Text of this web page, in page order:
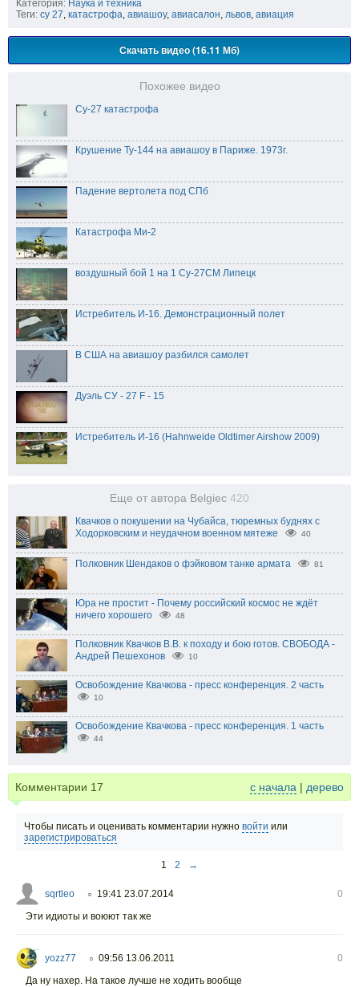
Категория: Наука и техника
Теги: су 27, катастрофа, авиашоу, авиасалон, львов, авиация
Скачать видео (16.11 Мб)
Похожее видео
Су-27 катастрофа
Крушение Ту-144 на авиашоу в Париже. 1973г.
Падение вертолета под СПб
Катастрофа Ми-2
воздушный бой 1 на 1 Су-27СМ Липецк
Истребитель И-16. Демонстрационный полет
В США на авиашоу разбился самолет
Дуэль СУ - 27 F - 15
Истребитель И-16 (Hahnweide Oldtimer Airshow 2009)
Еще от автора Belgiec 420
Квачков о покушении на Чубайса, тюремных буднях с
Ходорковским и неудачном военном мятеже
40
Полковник Шендаков о фэйковом танке армата 81
Юра не простит - Почему российский космос не ждёт
ничего хорошего
48
Полковник Квачков В.В. к походу и бою готов. СВОБОДА -
Андрей Пешехонов
10
Освобождение Квачкова - пресс конференция. 2 часть
10
Освобождение Квачкова - пресс конференция. 1 часть
44
Комментарии 17 с начала | дерево
Чтобы писать и оценивать комментарии нужно войти или
зарегистрироваться
1 2 →
sqrtleo ○ 19:41 23.07.2014
0
Эти идиоты и воюют так же
yozz77 ○ 09:56 13.06.2011
0
Да ну нахер. На такое лучше не ходить вообще